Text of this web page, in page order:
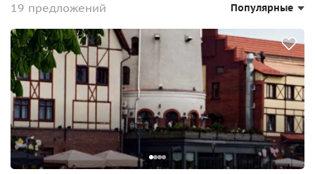
19 предложений Популярные